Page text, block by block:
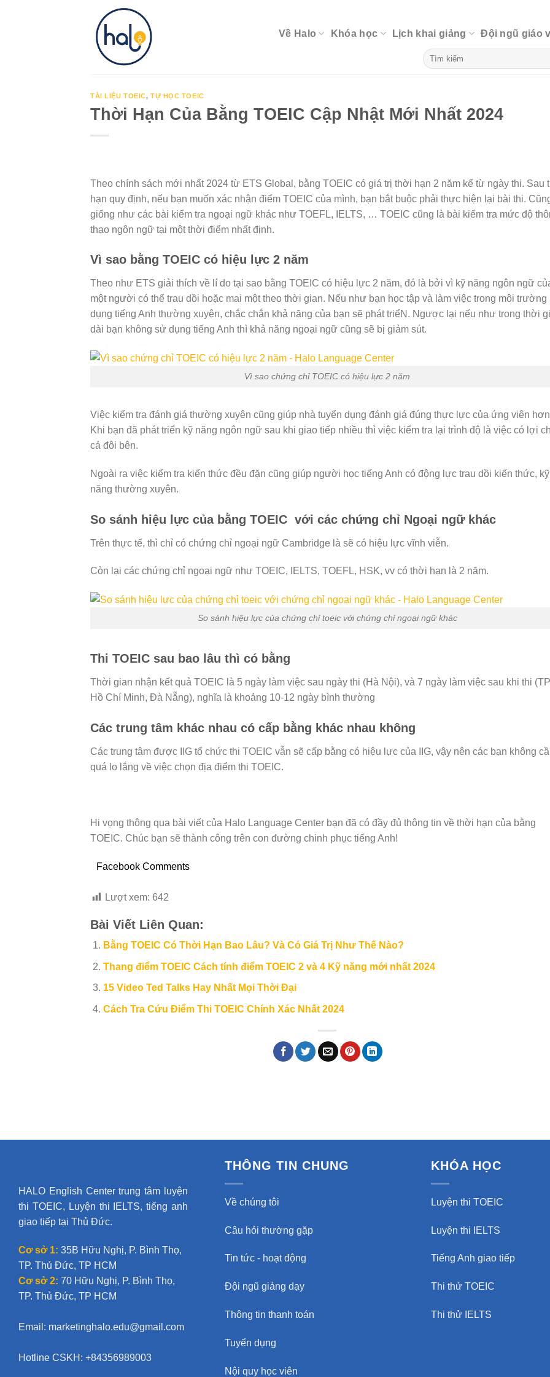
Về Halo Khóa học Lịch khai giảng Đội ngũ giáo
TÀI LIỆU TOEIC, TỰ HỌC TOEIC
Thời Hạn Của Bằng TOEIC Cập Nhật Mới Nhất 2024
Theo chính sách mới nhất 2024 từ ETS Global, bằng TOEIC có giá trị thời hạn 2 năm kể từ ngày thi. Sau
hạn quy định, nếu bạn muốn xác nhận điểm TOEIC của mình, bạn bắt buộc phải thực hiện lại bài thi.
giống như các bài kiểm tra ngoại ngữ khác như TOEFL, IELTS, … TOEIC cũng là bài kiểm tra mức độ
thạo ngôn ngữ tại một thời điểm nhất định.
Vì sao bằng TOEIC có hiệu lực 2 năm
Theo như ETS giải thích về lí do tại sao bằng TOEIC có hiệu lực 2 năm, đó là bởi vì kỹ năng ngôn ngữ
một người có thể trau dồi hoặc mai một theo thời gian. Nếu như bạn học tập và làm việc trong môi trường
dụng tiếng Anh thường xuyên, chắc chắn khả năng của bạn sẽ phát triểN. Ngược lại nếu như trong thời
dài bạn không sử dụng tiếng Anh thì khả năng ngoại ngữ cũng sẽ bị giảm sút.
Vì sao chứng chỉ TOEIC có hiệu lực 2 năm
Việc kiểm tra đánh giá thường xuyên cũng giúp nhà tuyển dụng đánh giá đúng thực lực của ứng viên
Khi bạn đã phát triển kỹ năng ngôn ngữ sau khi giao tiếp nhiều thì việc kiểm tra lại trình độ là việc có lợi
cả đôi bên.
Ngoài ra việc kiểm tra kiến thức đều đặn cũng giúp người học tiếng Anh có động lực trau dồi kiến thức, kỹ
năng thường xuyên.
So sánh hiệu lực của bằng TOEIC với các chứng chỉ Ngoại ngữ khác
Trên thực tế, thì chỉ có chứng chỉ ngoại ngữ Cambridge là sẽ có hiệu lực vĩnh viễn.
Còn lại các chứng chỉ ngoại ngữ như TOEIC, IELTS, TOEFL, HSK, vv có thời hạn là 2 năm.
So sánh hiệu lực của chứng chỉ toeic với chứng chỉ ngoại ngữ khác
Thi TOEIC sau bao lâu thì có bằng
Thời gian nhận kết quả TOEIC là 5 ngày làm việc sau ngày thi (Hà Nội), và 7 ngày làm việc sau khi thi
Hồ Chí Minh, Đà Nẵng), nghĩa là khoảng 10-12 ngày bình thường
Các trung tâm khác nhau có cấp bằng khác nhau không
Các trung tâm được IIG tổ chức thi TOEIC vẫn sẽ cấp bằng có hiệu lực của IIG, vậy nên các bạn không
quá lo lắng về việc chọn địa điểm thi TOEIC.
Hi vọng thông qua bài viết của Halo Language Center bạn đã có đầy đủ thông tin về thời hạn của bằng
TOEIC. Chúc bạn sẽ thành công trên con đường chinh phục tiếng Anh!
Facebook Comments
Lượt xem: 642
Bài Viết Liên Quan:
Bằng TOEIC Có Thời Hạn Bao Lâu? Và Có Giá Trị Như Thế Nào?
Thang điểm TOEIC Cách tính điểm TOEIC 2 và 4 Kỹ năng mới nhất 2024
15 Video Ted Talks Hay Nhất Mọi Thời Đại
Cách Tra Cứu Điểm Thi TOEIC Chính Xác Nhất 2024
HALO English Center trung tâm luyện
thi TOEIC, Luyện thi IELTS, tiếng anh
giao tiếp tại Thủ Đức.
Cơ sở 1: 35B Hữu Nghị, P. Bình Thọ,
TP. Thủ Đức, TP HCM
Cơ sở 2: 70 Hữu Nghị, P. Bình Thọ,
TP. Thủ Đức, TP HCM
Email: marketinghalo.edu@gmail.com
Hotline CSKH: +84356989003
THÔNG TIN CHUNG
Về chúng tôi
Câu hỏi thường gặp
Tin tức - hoạt động
Đội ngũ giảng dạy
Thông tin thanh toán
Tuyển dụng
Nội quy học viên
KHÓA HỌC
Luyện thi TOEIC
Luyện thi IELTS
Tiếng Anh giao tiếp
Thi thử TOEIC
Thi thử IELTS